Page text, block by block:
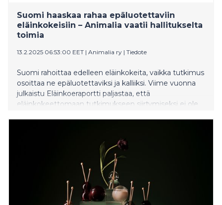
Suomi haaskaa rahaa epäluotettaviin
eläinkokeisiin – Animalia vaatii hallitukselta
toimia
13.2.2025 06:53:00 EET | Animalia ry | Tiedote
Suomi rahoittaa edelleen eläinkokeita, vaikka tutkimus
osoittaa ne epäluotettaviksi ja kalliiksi. Viime vuonna
julkaistu Eläinkoeraportti paljastaa, että
eläinkokeettomaan tutkimukseen siirtymiseksi ei ole
vetoomus, jossa vaaditaan eläinkokeiden
vähentämistä ja lopulta lakkauttamista.